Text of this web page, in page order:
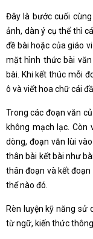
Đây là bước cuối
ảnh, dàn ý cụ thể thì
đề bài hoặc của giáo
mặt hình thức bài
bài. Khi kết thúc mỗi
ô và viết hoa chữ cái
Trong các đoạn văn
không mạch lạc.
dòng, đoạn văn lùi
thân bài kết bài như
thân đoạn và kết
thể nào đó.
Rèn luyện kỹ năng sử
từ ngữ, kiến thức